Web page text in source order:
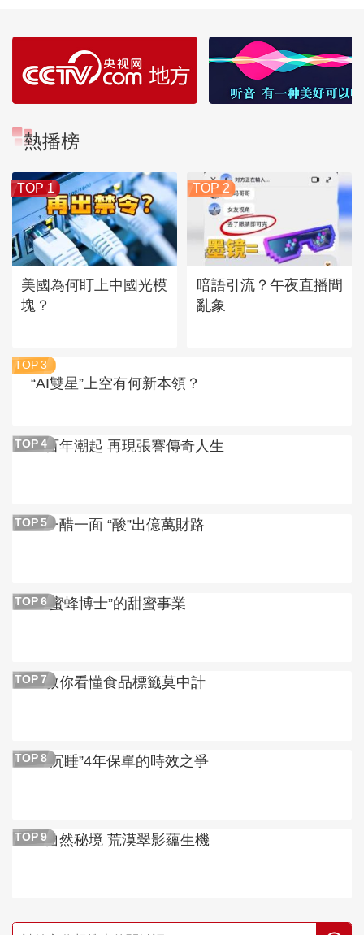
熱播榜
TOP 1
美國為何盯上中國光模
塊？
TOP 2
暗語引流？午夜直播間
亂象
TOP 3
“AI雙星”上空有何新本領？
TOP 4百年潮起 再現張謇傳奇人生
TOP 5一醋一面 “酸”出億萬財路
TOP 6“蜜蜂博士”的甜蜜事業
TOP 7教你看懂食品標籤莫中計
TOP 8“沉睡”4年保單的時效之爭
TOP 9自然秘境 荒漠翠影蘊生機